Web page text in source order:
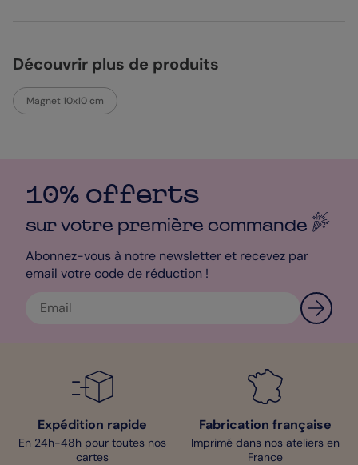
Découvrir plus de produits
Magnet 10x10 cm
10% offerts
sur votre première commande
Abonnez-vous à notre newsletter et recevez par
email votre code de réduction !
Expédition rapide
En 24h-48h pour toutes nos
cartes
Fabrication française
Imprimé dans nos ateliers en
France